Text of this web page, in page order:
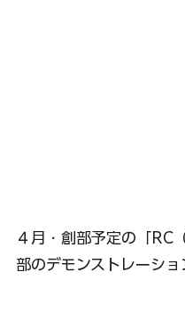
４月・創部予定の「RC
部のデモンストレーショ